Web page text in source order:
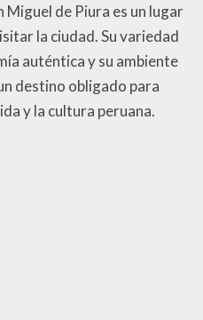
Miguel de Piura es un lugar
la ciudad. Su variedad
auténtica y su ambiente
destino obligado para
y la cultura peruana.